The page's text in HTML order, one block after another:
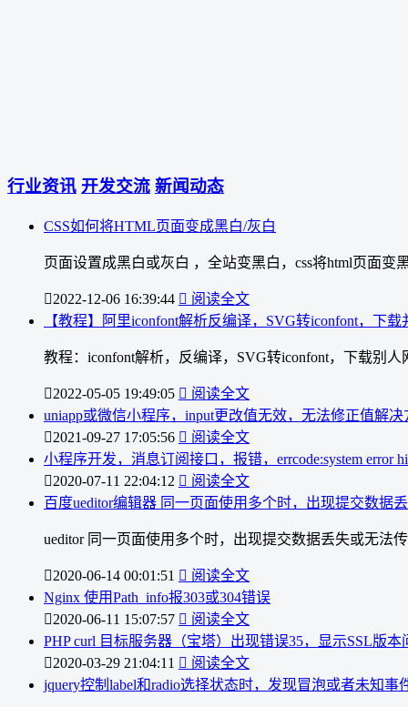
行业资讯 开发交流 新闻动态
CSS如何将HTML页面变成黑白/灰白
页面设置成黑白或灰白 ，全站变黑白，css将html页面变
2022-12-06 16:39:44  阅读全文
【教程】阿里iconfont解析反编译，SVG转iconfont，下
教程：iconfont解析，反编译，SVG转iconfont，下载别
2022-05-05 19:49:05  阅读全文
uniapp或微信小程序，input更改值无效，无法修正值解决
2021-09-27 17:05:56  阅读全文
小程序开发，消息订阅接口，报错，errcode:system error
2020-07-11 22:04:12  阅读全文
百度ueditor编辑器 同一页面使用多个时，出现提交数据
ueditor 同一页面使用多个时，出现提交数据丢失或无法
2020-06-14 00:01:51  阅读全文
Nginx 使用Path_info报303或304错误
2020-06-11 15:07:57  阅读全文
PHP curl 目标服务器（宝塔）出现错误35，显示SSL版本
2020-03-29 21:04:11  阅读全文
jquery控制label和radio选择状态时，发现冒泡或者未知事